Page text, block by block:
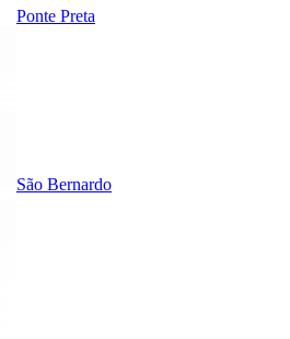
Ponte Preta
São Bernardo